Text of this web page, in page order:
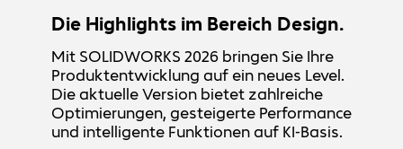
Die Highlights im Bereich Design.
Mit SOLIDWORKS 2026 bringen Sie Ihre
Produktentwicklung auf ein neues Level.
Die aktuelle Version bietet zahlreiche
Optimierungen, gesteigerte Performance
und intelligente Funktionen auf KI-Basis.